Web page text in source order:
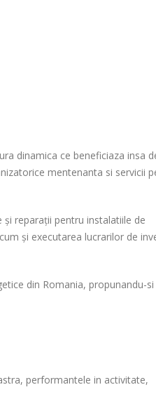
dinamica ce beneficiaza insa
mentenanta si servicii
reparații pentru instalatiile de
și executarea lucrarilor de
din Romania, propunandu-si
performantele in activitate,